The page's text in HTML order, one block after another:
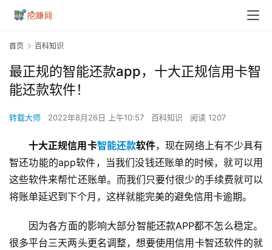
首页 百科知识
最正规的智能还款app，十大正规信用卡智
能还款软件！
转载大师 2022年8月26日 上午10:57 百科知识 阅读 1207
十大正规信用卡智能还款软件，现在网络上有不少具有
智还功能的app软件，当我们没钱还账单的时候，就可以用
这些软件来帮忙还账单。而我们只要付很少的手续费就可以
将账单延迟到下个月，这样就能完美的避免信用卡逾期。
因为各方面的影响大部分智能还款APP都不怎么稳定。
很多平台三天两头更名调整，想要使用信用卡智还软件的就